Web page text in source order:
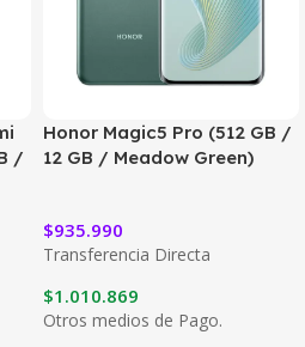
/
Honor Magic5 Pro (512 GB /
12 GB / Meadow Green)
$935.990
Transferencia Directa
$1.010.869
Otros medios de Pago.